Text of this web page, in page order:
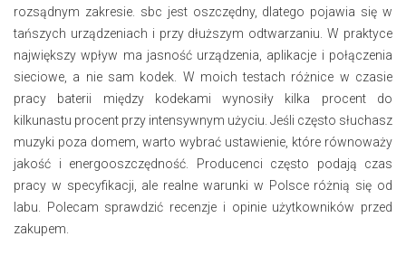
rozsądnym zakresie. sbc jest oszczędny, dlatego pojawia się w
tańszych urządzeniach i przy dłuższym odtwarzaniu. W praktyce
największy wpływ ma jasność urządzenia, aplikacje i połączenia
sieciowe, a nie sam kodek. W moich testach różnice w czasie
pracy baterii między kodekami wynosiły kilka procent do
kilkunastu procent przy intensywnym użyciu. Jeśli często słuchasz
muzyki poza domem, warto wybrać ustawienie, które równoważy
jakość i energooszczędność. Producenci często podają czas
pracy w specyfikacji, ale realne warunki w Polsce różnią się od
labu. Polecam sprawdzić recenzje i opinie użytkowników przed
zakupem.